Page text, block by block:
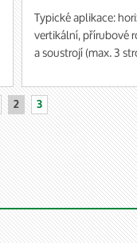
Typické aplikace:
vertikální, přírubové
a soustrojí (max. 3
ustavování řemenic
vibrací
2
3